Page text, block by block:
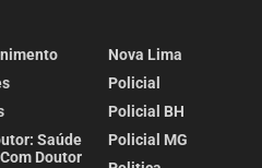
Saúde
Doutor
Nova Lima
Policial
Policial BH
Policial MG